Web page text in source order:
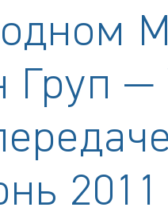
Груп —
2011